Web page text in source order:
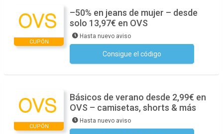
CUPÓN
–50% en jeans de mujer – desde
solo 13,97€ en OVS
Hasta nuevo aviso
Consigue el código
CUPÓN
Básicos de verano desde 2,99€ en
OVS – camisetas, shorts & más
Hasta nuevo aviso